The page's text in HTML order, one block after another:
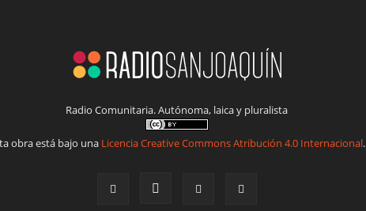
Radio Comunitaria. Autónoma, laica y pluralista
obra está bajo una Licencia Creative Commons Atribución 4.0 Internacional.